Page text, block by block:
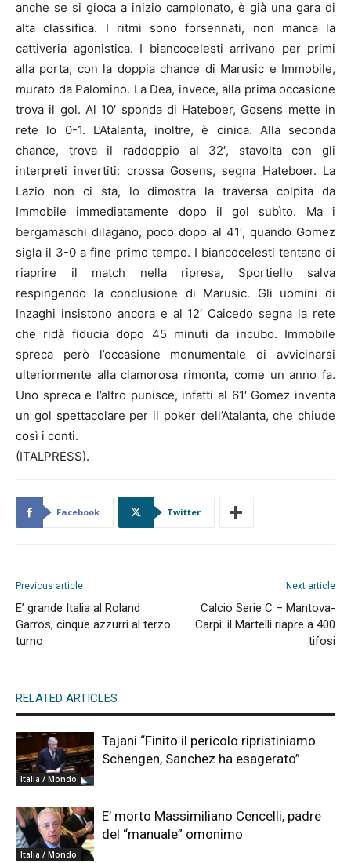
anche se si gioca a inizio campionato, è già una gara di
alta classifica. I ritmi sono forsennati, non manca la
cattiveria agonistica. I biancocelesti arrivano per primi
alla porta, con la doppia chance di Marusic e Immobile,
murato da Palomino. La Dea, invece, alla prima occasione
trova il gol. Al 10′ sponda di Hateboer, Gosens mette in
rete lo 0-1. L’Atalanta, inoltre, è cinica. Alla seconda
chance, trova il raddoppio al 32′, stavolta con gli
interpreti invertiti: crossa Gosens, segna Hateboer. La
Lazio non ci sta, lo dimostra la traversa colpita da
Immobile immediatamente dopo il gol subìto. Ma i
bergamaschi dilagano, poco dopo al 41′, quando Gomez
sigla il 3-0 a fine primo tempo. I biancocelesti tentano di
riaprire il match nella ripresa, Sportiello salva
respingendo la conclusione di Marusic. Gli uomini di
Inzaghi insistono ancora e al 12′ Caicedo segna la rete
che ridà fiducia dopo 45 minuti da incubo. Immobile
spreca però l’occasione monumentale di avvicinarsi
ulteriormente alla clamorosa rimonta, come un anno fa.
Uno spreca e l’altro punisce, infatti al 61′ Gomez inventa
un gol spettacolare per il poker dell’Atalanta, che chiude
così i conti.
(ITALPRESS).
Facebook Twitter
Previous article
E’ grande Italia al Roland
Garros, cinque azzurri al terzo
turno
Next article
Calcio Serie C – Mantova-
Carpi: il Martelli riapre a 400
tifosi
RELATED ARTICLES
Italia / Mondo
Tajani “Finito il pericolo ripristiniamo
Schengen, Sanchez ha esagerato”
Italia / Mondo
E’ morto Massimiliano Cencelli, padre
del “manuale” omonimo